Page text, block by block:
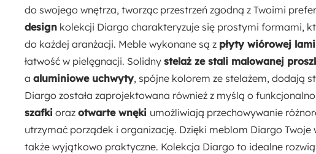
Materiał:
Metal
Płyta meblowa
do swojego wnętrza, tworząc przestrzeń zgodną z Twoimi
design kolekcji Diargo charakteryzuje się prostymi formami,
do każdej aranżacji. Meble wykonane są z płyty wiórowej
łatwość w pielęgnacji. Solidny stelaż ze stali malowanej
a aluminiowe uchwyty, spójne kolorem ze stelażem, dodają
Diargo została zaprojektowana również z myślą o
szafki oraz otwarte wnęki umożliwiają przechowywanie
utrzymać porządek i organizację. Dzięki meblom Diargo
także wyjątkowo praktyczne. Kolekcja Diargo to idealne